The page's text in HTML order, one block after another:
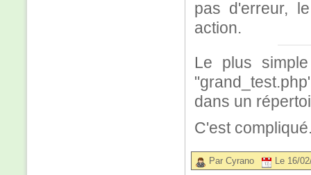
pas d'erreur,
action.
Le plus
dans un
C'est
Par Cyrano Le 16/